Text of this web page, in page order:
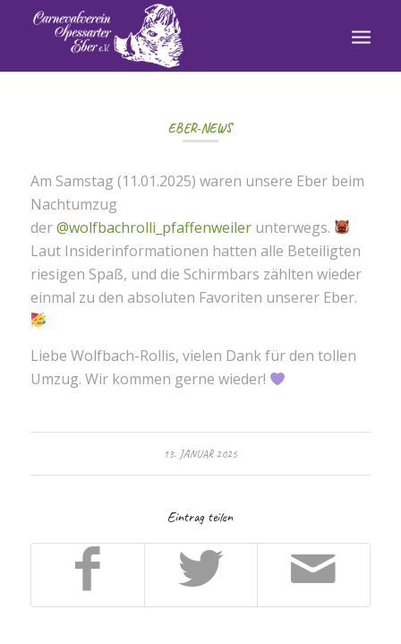
EBER-NEWS
Am Samstag (11.01.2025) waren unsere Eber beim
Nachtumzug
der@wolfbachrolli_pfaffenweilerunterwegs.
Laut Insiderinformationen hatten alle Beteiligten
riesigen Spaß, und die Schirmbars zählten wieder
einmal zu den absoluten Favoriten unserer Eber.
Liebe Wolfbach-Rollis, vielen Dank für den tollen
Umzug. Wir kommen gerne wieder!
13. JANUAR 2025
Eintrag teilen